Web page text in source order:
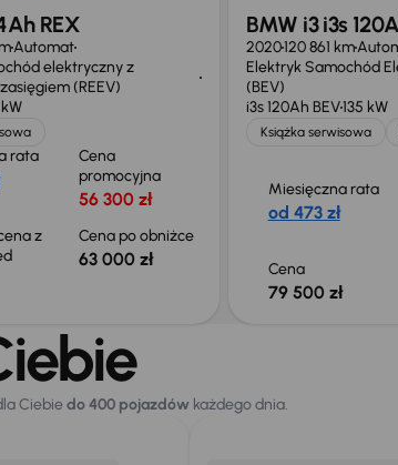
REX
Automat
elektryczny z
(REEV)
rata
Cena
promocyjna
56 300 zł
z
Cena po obniżce
63 000 zł
BMW i3 i3s
2020120 861 km
Elektryk Samochód
(BEV)
i3s 120Ah BEV135 kW
Książka serwisowa
Miesięczna rata
od 473 zł
Cena
79 500 zł
Ciebiedo 400 pojazdów każdego dnia.